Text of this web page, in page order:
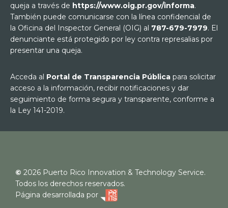
queja a través de https://www.oig.pr.gov/informa.
También puede comunicarse con la línea confidencial de
la Oficina del Inspector General (OIG) al 787-679-7979. El
denunciante está protegido por ley contra represalias por
presentar una queja.
Acceda al Portal de Transparencia Pública para solicitar
acceso a la información, recibir notificaciones y dar
seguimiento de forma segura y transparente, conforme a
la Ley 141-2019.
© 2026 Puerto Rico Innovation & Technology Service.
Todos los derechos reservados.
Página desarrollada por